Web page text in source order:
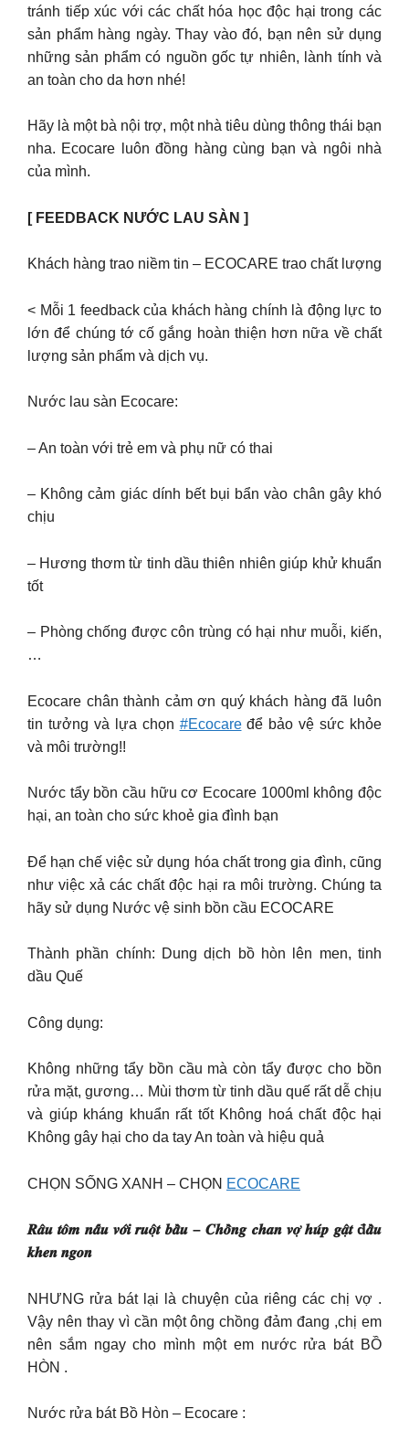
tránh tiếp xúc với các chất hóa học độc hại trong các
sản phẩm hàng ngày. Thay vào đó, bạn nên sử dụng
những sản phẩm có nguồn gốc tự nhiên, lành tính và
an toàn cho da hơn nhé!
Hãy là một bà nội trợ, một nhà tiêu dùng thông thái bạn
nha. Ecocare luôn đồng hàng cùng bạn và ngôi nhà
của mình.
[ FEEDBACK NƯỚC LAU SÀN ]
Khách hàng trao niềm tin – ECOCARE trao chất lượng
< Mỗi 1 feedback của khách hàng chính là động lực to
lớn để chúng tớ cố gắng hoàn thiện hơn nữa về chất
lượng sản phẩm và dịch vụ.
Nước lau sàn Ecocare:
– An toàn với trẻ em và phụ nữ có thai
– Không cảm giác dính bết bụi bẩn vào chân gây khó
chịu
– Hương thơm từ tinh dầu thiên nhiên giúp khử khuẩn
tốt
– Phòng chống được côn trùng có hại như muỗi, kiến,
…
Ecocare chân thành cảm ơn quý khách hàng đã luôn
tin tưởng và lựa chọn #Ecocaređể bảo vệ sức khỏe
và môi trường!!
Nước tẩy bồn cầu hữu cơ Ecocare 1000ml không độc
hại, an toàn cho sức khoẻ gia đình bạn
Để hạn chế việc sử dụng hóa chất trong gia đình, cũng
như việc xả các chất độc hại ra môi trường. Chúng ta
hãy sử dụng Nước vệ sinh bồn cầu ECOCARE
Thành phần chính: Dung dịch bồ hòn lên men, tinh
dầu Quế
Công dụng:
Không những tẩy bồn cầu mà còn tẩy được cho bồn
rửa mặt, gương… Mùi thơm từ tinh dầu quế rất dễ chịu
và giúp kháng khuẩn rất tốt Không hoá chất độc hại
Không gây hại cho da tay An toàn và hiệu quả
CHỌN SỐNG XANH – CHỌN ECOCARE
𝑹𝒂̂𝒖 𝒕𝒐̂𝒎 𝒏𝒂̂́𝒖 𝒗𝒐̛́𝒊 𝒓𝒖𝒐̣̂𝒕 𝒃𝒂̂̀𝒖 – 𝑪𝒉𝒐̂̀𝒏𝒈 𝒄𝒉𝒂𝒏 𝒗𝒐̛̣ 𝒉𝒖́𝒑 𝒈𝒂̣̂𝒕 đ𝒂̂̀𝒖
𝒌𝒉𝒆𝒏 𝒏𝒈𝒐𝒏
NHƯNG rửa bát lại là chuyện của riêng các chị vợ .
Vậy nên thay vì cần một ông chồng đảm đang ,chị em
nên sắm ngay cho mình một em nước rửa bát BỒ
HÒN .
Nước rửa bát Bồ Hòn – Ecocare :